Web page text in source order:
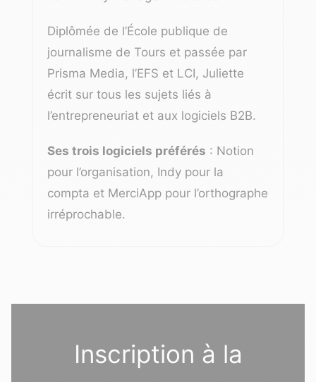
Diplômée de l’École publique de
journalisme de Tours et passée par
Prisma Media, l’EFS et LCI, Juliette
écrit sur tous les sujets liés à
l’entrepreneuriat et aux logiciels B2B.
Ses trois logiciels préférés : Notion
pour l’organisation, Indy pour la
compta et MerciApp pour l’orthographe
irréprochable.
Inscription à la